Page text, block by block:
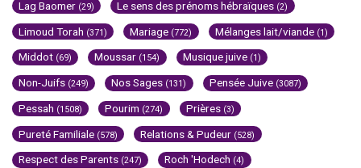
Lag Baomer (29) Le sens des prénoms hébraïques (2)
Limoud Torah (371) Mariage (772) Mélanges lait/viande (1)
Middot (69) Moussar (154) Musique juive (1)
Non-Juifs (249) Nos Sages (131) Pensée Juive (3087)
Pessah (1508) Pourim (274) Prières (3)
Pureté Familiale (578) Relations & Pudeur (528)
Respect des Parents (247) Roch 'Hodech (4)